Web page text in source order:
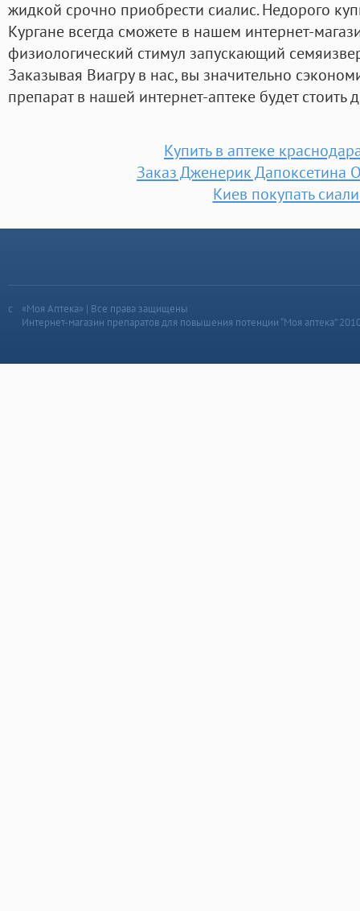
жидкой срочно приобрести сиалис. Недорого
Кургане всегда сможете в нашем интернет-
физиологический стимул запускающий
Заказывая Виагру в нас, вы значительно
препарат в нашей интернет-аптеке будет
Купить в аптеке
Заказ Дженерик Дапоксетина
Киев покупать
«Моя Аптека» | Все права защищены
Интернет-магазин препаратов для повышения потенции “Моя аптека”